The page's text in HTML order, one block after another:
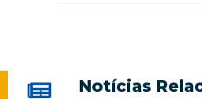
Notícias